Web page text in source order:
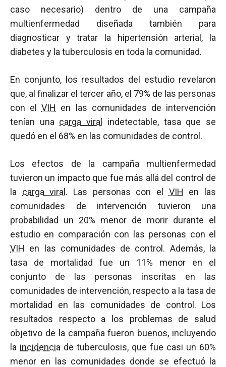
caso necesario) dentro de una campaña
multienfermedad diseñada también para
diagnosticar y tratar la hipertensión arterial, la
diabetes y la tuberculosis en toda la comunidad.
En conjunto, los resultados del estudio revelaron
que, al finalizar el tercer año, el 79% de las personas
con elVIH en las comunidades de intervención
tenían una carga viral indetectable, tasa que se
quedó en el 68% en las comunidades de control.
Los efectos de la campaña multienfermedad
tuvieron un impacto que fue más allá del control de
la carga viral. Las personas con el VIH en las
comunidades de intervención tuvieron una
probabilidad un 20% menor de morir durante el
estudio en comparación con las personas con el
VIH en las comunidades de control. Además, la
tasa de mortalidad fue un 11% menor en el
conjunto de las personas inscritas en las
comunidades de intervención, respecto a la tasa de
mortalidad en las comunidades de control. Los
resultados respecto a los problemas de salud
objetivo de la campaña fueron buenos, incluyendo
la incidencia de tuberculosis, que fue casi un 60%
menor en las comunidades donde se efectuó la